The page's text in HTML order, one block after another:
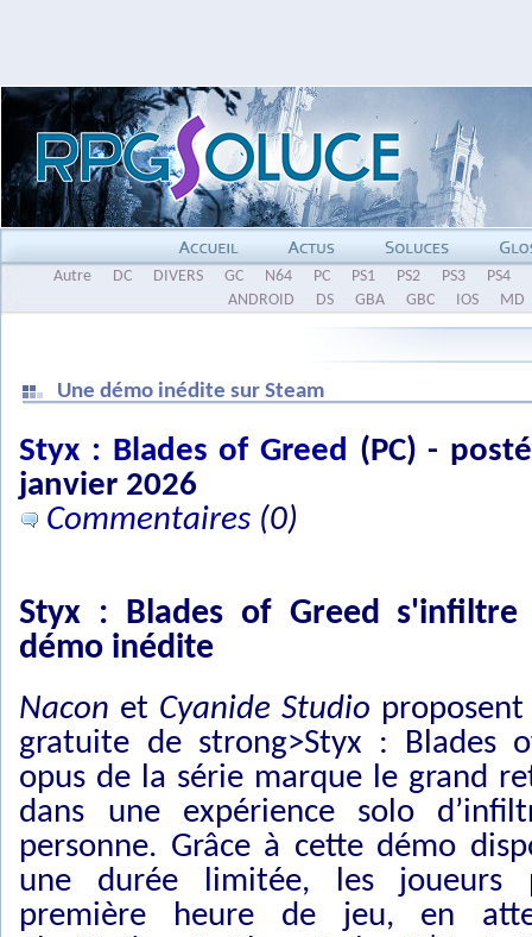
Autre DC DIVERS GC N64 PC PS1 PS2 PS3
PS4
ANDROID
DS GBA GBC IOS MD
Une démo inédite sur Steam
Styx : Blades of Greed (PC) -
janvier 2026
Commentaires (0)
Styx : Blades of Greed s'infiltre
démo inédite
Nacon et Cyanide Studio
gratuite de strong>Styx : Blades
opus de la série marque le grand
dans une expérience solo
personne. Grâce à cette démo
une durée limitée, les joueurs
première heure de jeu, en